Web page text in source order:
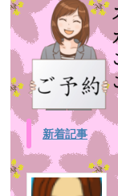
新着記事